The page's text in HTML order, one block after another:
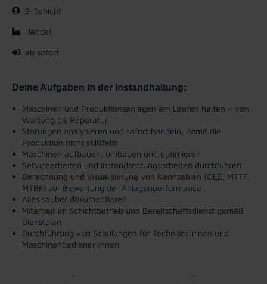
2-Schicht
Handel
ab sofort
Deine Aufgaben in der Instandhaltung:
Maschinen und Produktionsanlagen am Laufen halten – von
Wartung bis Reparatur
Störungen analysieren und sofort handeln, damit die
Produktion nicht stillsteht
Maschinen aufbauen, umbauen und optimieren
Servicearbeiten und Instandsetzungsarbeiten durchführen
Berechnung und Visualisierung von Kennzahlen (OEE, MTTF,
MTBF) zur Bewertung der Anlagenperformance
Alles sauber dokumentieren
Mitarbeit im Schichtbetrieb und Bereitschaftsdienst gemäß
Dienstplan
Durchführung von Schulungen für Techniker:innen und
Maschinenbediener:innen